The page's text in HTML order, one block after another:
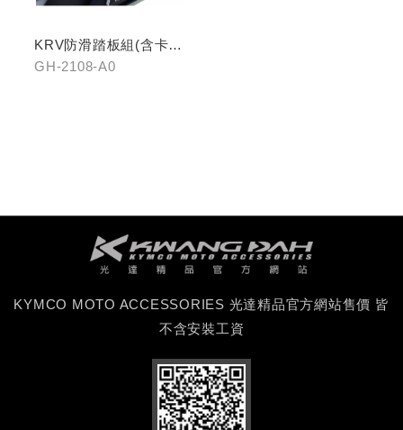
KRV防滑踏板組(含卡夢
飾片)
GH-2108-A0
KYMCO MOTO ACCESSORIES 光達精品官方網站售價 皆
不含安裝工資